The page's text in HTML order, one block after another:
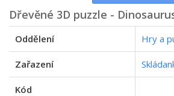
Dřevěné 3D puzzle -
Oddělení Hry a
Zařazení
Kód